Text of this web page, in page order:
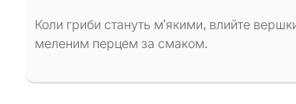
Коли гриби стануть м'якими, влийте
меленим перцем за смаком.